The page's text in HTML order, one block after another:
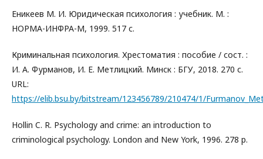
Еникеев М. И. Юридическая психология : учебник. М. :
НОРМА-ИНФРА-М, 1999. 517 с.
Криминальная психология. Хрестоматия : пособие / сост. :
И. А. Фурманов, И. Е. Метлицкий. Минск : БГУ, 2018. 270 с.
URL:
https://elib.bsu.by/bitstream/123456789/210474/1/
Hollin C. R. Psychology and crime: an introduction to
criminological psychology. London and New York, 1996. 278 p.